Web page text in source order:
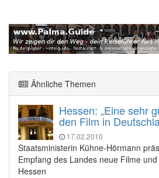
Ähnliche Themen
Hessen: „Eine sehr
den Film in
17.02.2010
Staatsministerin Kühne-Hörmann
Empfang des Landes neue Filme
Hessen